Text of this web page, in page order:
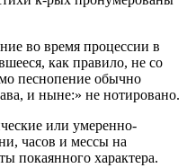
во время процессии в
как правило, не со
песнопение обычно
и ныне:» не нотировано.
или умеренно-
часов и мессы на
покаянного характера.